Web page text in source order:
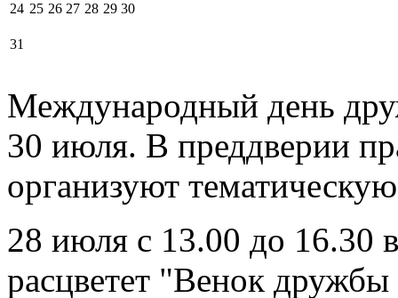
24 25 26 27 28 29 30
31
Международный день
30 июля. В преддверии
организуют
28 июля с 13.00 до 16.30
расцветет "Венок